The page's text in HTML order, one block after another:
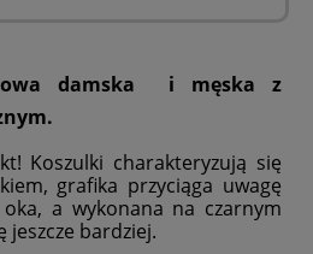
damska i męska z
Koszulki charakteryzują się
grafika przyciąga uwagę
a wykonana na czarnym
jeszcze bardziej.